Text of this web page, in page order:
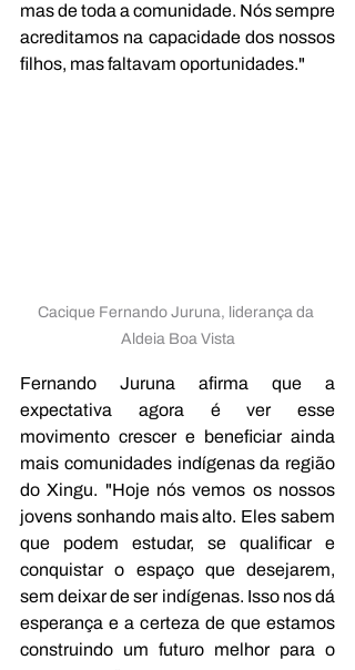
mas de toda a comunidade. Nós sempre
acreditamos na capacidade dos nossos
filhos, mas faltavam oportunidades."
Cacique Fernando Juruna, liderança da
Aldeia Boa Vista
Fernando Juruna afirma que a
expectativa agora é ver esse
movimento crescer e beneficiar ainda
mais comunidades indígenas da região
do Xingu. "Hoje nós vemos os nossos
jovens sonhando mais alto. Eles sabem
que podem estudar, se qualificar e
conquistar o espaço que desejarem,
sem deixar de ser indígenas. Isso nos dá
esperança e a certeza de que estamos
construindo um futuro melhor para o